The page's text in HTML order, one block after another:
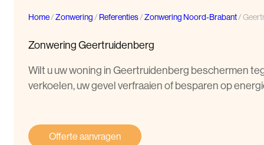
Home/Zonwering/ Referenties/Zonwering Noord-Brabant/
Zonwering Geertruidenberg
Wilt u uw woning in Geertruidenberg beschermen
verkoelen, uw gevel verfraaien of besparen op
Offerte aanvragen